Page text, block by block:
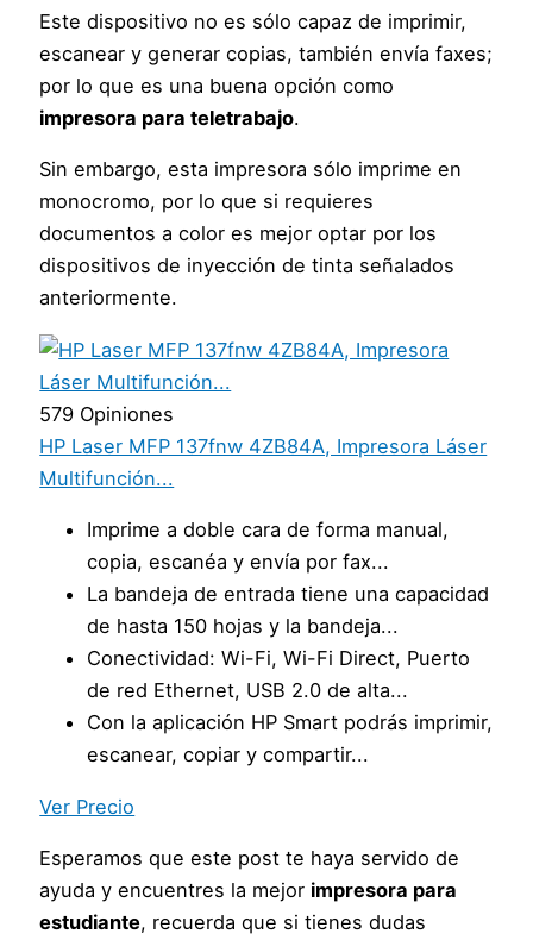
Este dispositivo no es sólo capaz de imprimir,
escanear y generar copias, también envía faxes;
por lo que es una buena opción como
impresora para teletrabajo.
Sin embargo, esta impresora sólo imprime en
monocromo, por lo que si requieres
documentos a color es mejor optar por los
dispositivos de inyección de tinta señalados
anteriormente.
579 Opiniones
HP Laser MFP 137fnw 4ZB84A, Impresora Láser
Multifunción...
Imprime a doble cara de forma manual,
copia, escanéa y envía por fax...
La bandeja de entrada tiene una capacidad
de hasta 150 hojas y la bandeja...
Conectividad: Wi-Fi, Wi-Fi Direct, Puerto
de red Ethernet, USB 2.0 de alta...
Con la aplicación HP Smart podrás imprimir,
escanear, copiar y compartir...
Ver Precio
Esperamos que este post te haya servido de
ayuda y encuentres la mejor impresora para
estudiante, recuerda que si tienes dudas